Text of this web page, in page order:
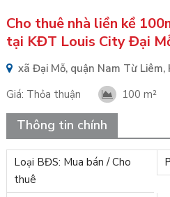
Cho thuê nhà liền kề
tại KĐT Louis City Đại
xã Đại Mỗ, quận Nam Từ Liêm,
Giá: Thỏa thuận 100 m²
Thông tin chính
Loại BĐS: Mua bán / Cho
thuê